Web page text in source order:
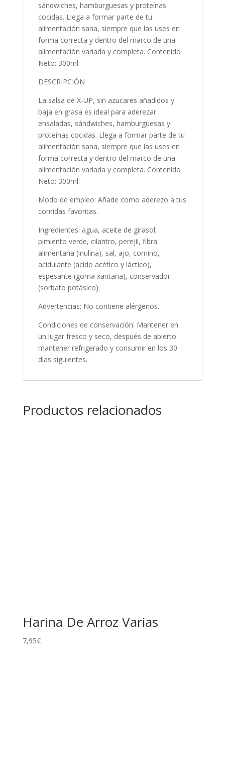
sándwiches, hamburguesas y proteínas
cocidas. Llega a formar parte de tu
alimentación sana, siempre que las uses en
forma correcta y dentro del marco de una
alimentación variada y completa. Contenido
Neto: 300ml.
DESCRIPCIÓN
La salsa de X-UP, sin azucares añadidos y
baja en grasa es ideal para aderezar
ensaladas, sándwiches, hamburguesas y
proteínas cocidas. Llega a formar parte de tu
alimentación sana, siempre que las uses en
forma correcta y dentro del marco de una
alimentación variada y completa. Contenido
Neto: 300ml.
Modo de empleo: Añade como aderezo a tus
comidas favoritas.
Ingredientes: agua, aceite de girasol,
pimiento verde, cilantro, perejil, fibra
alimentaria (inulina), sal, ajo, comino,
acidulante (acido acético y láctico),
espesante (goma xantana), conservador
(sorbato potásico).
Advertencias: No contiene alérgenos.
Condiciones de conservación: Mantener en
un lugar fresco y seco, después de abierto
mantener refrigerado y consumir en los 30
días siguientes.
Productos relacionados
Harina De Arroz Varias
7,95€